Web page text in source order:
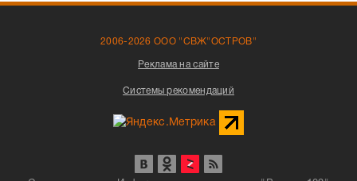
2006-2026 ООО "СВЖ"ОСТРОВ"
Реклама на сайте
Системы рекомендаций